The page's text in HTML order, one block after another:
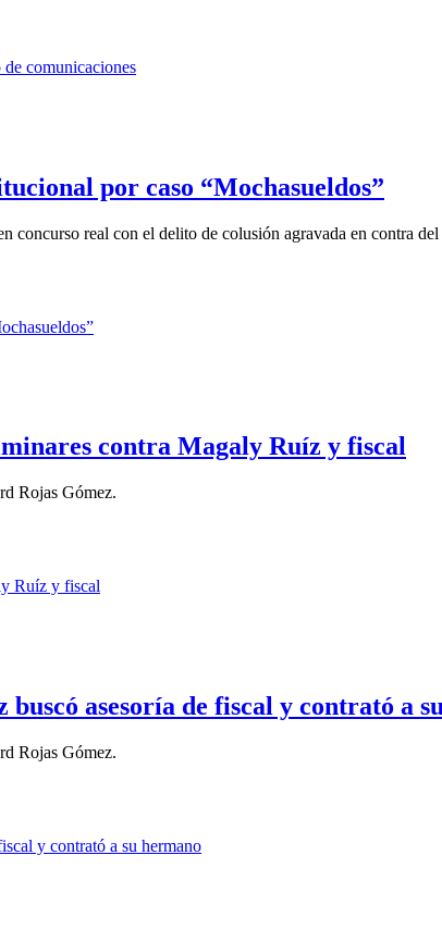
por caso “Mochasueldos”
real con el delito de colusión agravada en contra del
contra Magaly Ruíz y fiscal
Rojas Gómez.
asesoría de fiscal y contrató a
Rojas Gómez.